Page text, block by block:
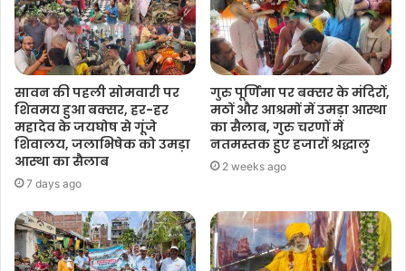
सावन की पहली सोमवारी पर
शिवमय हुआ बक्सर, हर-हर
महादेव के जयघोष से गूंजे
शिवालय, जलाभिषेक को उमड़ा
आस्था का सैलाब
7 days ago
गुरु पूर्णिमा पर बक्सर के मंदिरों,
मठों और आश्रमों में उमड़ा आस्था
का सैलाब, गुरु चरणों में
नतमस्तक हुए हजारों श्रद्धालु
2 weeks ago